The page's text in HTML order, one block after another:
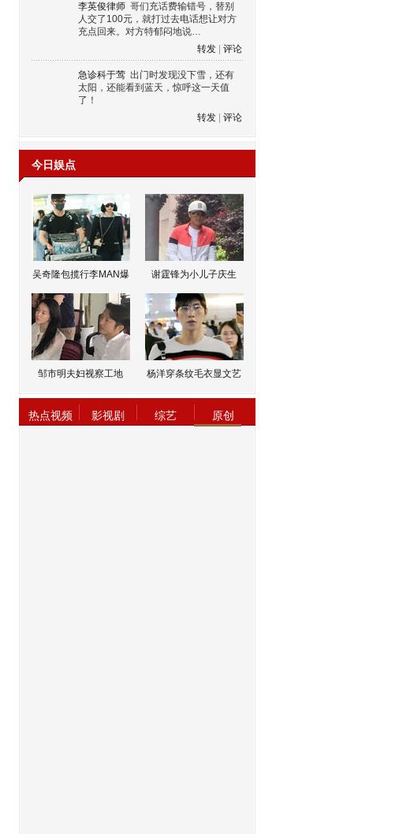
李英俊律师 哥们充话费输错号，替别
人交了100元，就打过去电话想让对方
充点回来。对方特郁闷地说…
转发
评论
急诊科于莺 出门时发现没下雪，还有
太阳，还能看到蓝天，惊呼这一天值
了！
转发
评论
今日娱点
吴奇隆包揽行李MAN爆 谢霆锋为小儿子庆生
邹市明夫妇视察工地 杨洋穿条纹毛衣显文艺
热点视频 影视剧 综艺 原创